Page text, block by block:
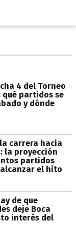
4 del Torneo
qué partidos se
y dónde
carrera hacia
la proyección
partidos
el hito
de que
deje Boca
interés del